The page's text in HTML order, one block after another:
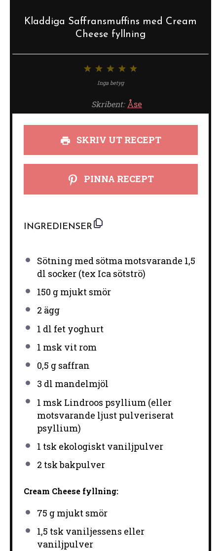
Kladdiga Saffransmuffins med Cream
Cheese fyllning
4
3
stjärnor
stjärnor
stjärna
Inga betyg
Skribent: Åse
SKRIV UT RECEPT
PINNA RECEPT
INGREDIENSER
Sötning med sötma motsvarande 1,5
dl socker (tex Ica sötströ)
150 gmjukt smör
2 ägg
1 dl fet yoghurt
1 msk vit rom
0,5 g saffran
3 dl mandelmjöl
1 msk Lindroos psyllium (eller
motsvarande ljust pulveriserat
psyllium)
1 tsk ekologiskt vaniljpulver
2 tsk bakpulver
Cream Cheese fyllning:
75 gmjukt smör
1,5 tsk vaniljessens eller
vaniljpulver